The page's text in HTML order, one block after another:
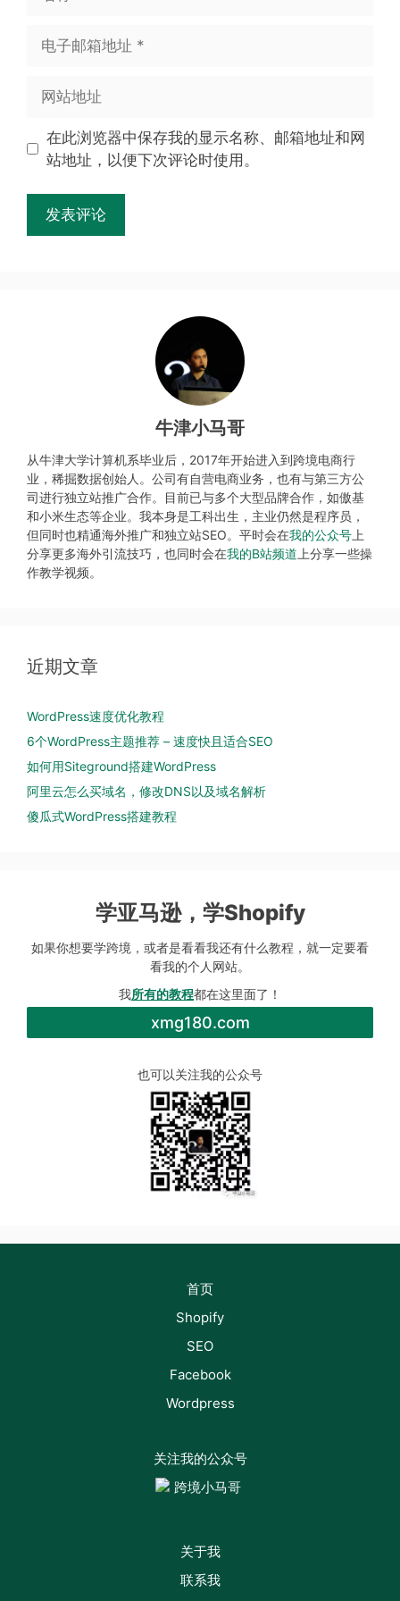
在此浏览器中保存我的显示名称、邮箱地址和网
站地址，以便下次评论时使用。
牛津小马哥
从牛津大学计算机系毕业后，2017年开始进入到跨境电商行
业，稀掘数据创始人。公司有自营电商业务，也有与第三方公
司进行独立站推广合作。目前已与多个大型品牌合作，如傲基
和小米生态等企业。我本身是工科出生，主业仍然是程序员，
但同时也精通海外推广和独立站SEO。平时会在我的公众号 上
分享更多海外引流技巧，也同时会在我的B站频道 上分享一些操
作教学视频。
近期文章
WordPress速度优化教程
6个WordPress主题推荐 – 速度快且适合SEO
如何用Siteground搭建WordPress
阿里云怎么买域名，修改DNS以及域名解析
傻瓜式WordPress搭建教程
学亚马逊，学Shopify
如果你想要学跨境，或者是看看我还有什么教程，就一定要看
看我的个人网站。
我所有的教程都在这里面了！
xmg180.com
也可以关注我的公众号
首页
Shopify
SEO
Facebook
Wordpress
关注我的公众号
关于我
联系我